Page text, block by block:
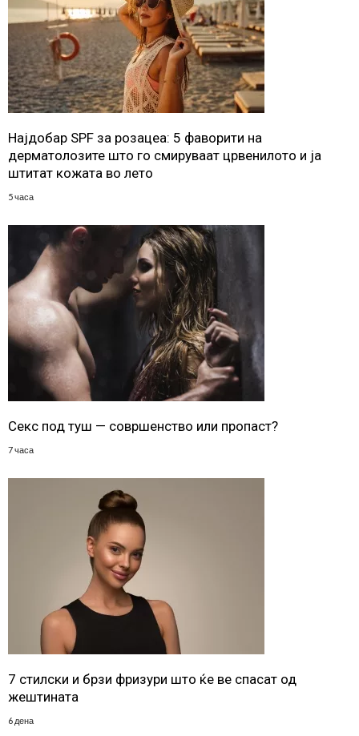
Најдобар SPF за розацеа: 5 фаворити на
дерматолозите што го смируваат црвенилото и ја
штитат кожата во лето
5 часа
Секс под туш — совршенство или пропаст?
7 часа
7 стилски и брзи фризури што ќе ве спасат од
жештината
6 дена